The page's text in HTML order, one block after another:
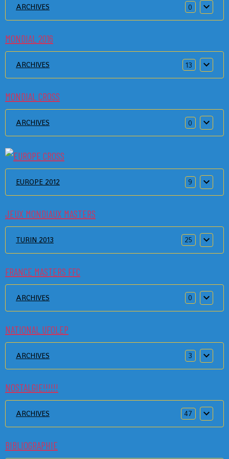
ARCHIVES 0
MONDIAL 2016
ARCHIVES 13
MONDIAL CROSS
ARCHIVES 0
EUROPE 2012 9
JEUX MONDIAUX MASTERS
TURIN 2013 25
FRANCE MASTERS FFC
ARCHIVES 0
NATIONAL UFOLEP
ARCHIVES 3
NOSTALGIE!!!!!!
ARCHIVES 47
BIBLIOGRAPHIE